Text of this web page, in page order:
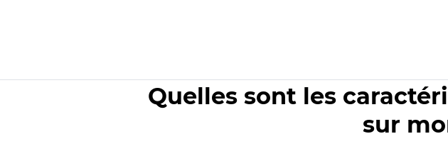
Quelles sont les
sur